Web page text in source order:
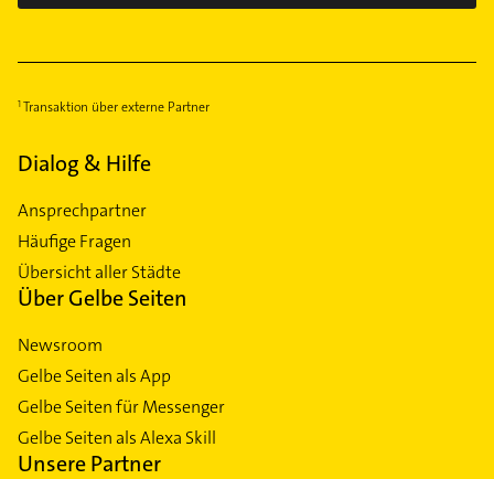
Transaktion über externe Partner
Dialog & Hilfe
Ansprechpartner
Häufige Fragen
Übersicht aller Städte
Über Gelbe Seiten
Newsroom
Gelbe Seiten als App
Gelbe Seiten für Messenger
Gelbe Seiten als Alexa Skill
Unsere Partner